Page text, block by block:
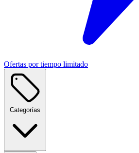
Ofertas por tiempo limitado
Categorías